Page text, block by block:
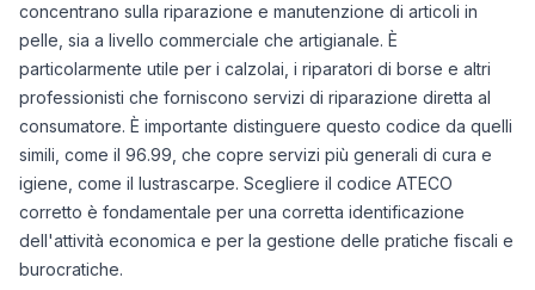
concentrano sulla riparazione e manutenzione di articoli in
pelle, sia a livello commerciale che artigianale. È
particolarmente utile per i calzolai, i riparatori di borse e altri
professionisti che forniscono servizi di riparazione diretta al
consumatore. È importante distinguere questo codice da quelli
simili, come il 96.99, che copre servizi più generali di cura e
igiene, come il lustrascarpe. Scegliere il codice ATECO
corretto è fondamentale per una corretta identificazione
dell'attività economica e per la gestione delle pratiche fiscali e
burocratiche.